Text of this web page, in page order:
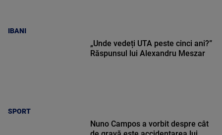
IBANI
SPORT
„Unde vedeți UTA peste cinci ani?”
Răspunsul lui Alexandru Meszar
Nuno Campos a vorbit despre cât